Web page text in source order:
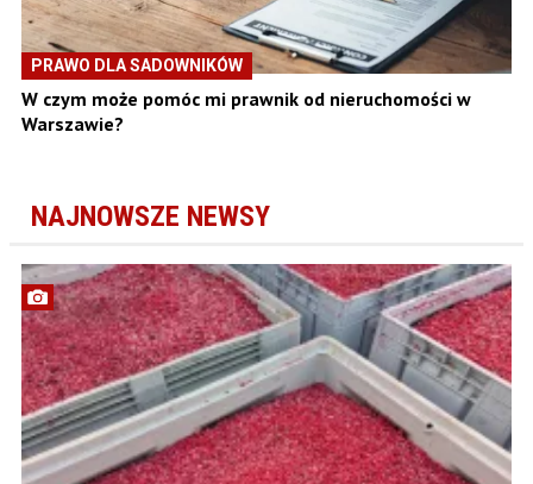
PRAWO DLA SADOWNIKÓW
W czym może pomóc mi prawnik od nieruchomości w
Warszawie?
NAJNOWSZE NEWSY